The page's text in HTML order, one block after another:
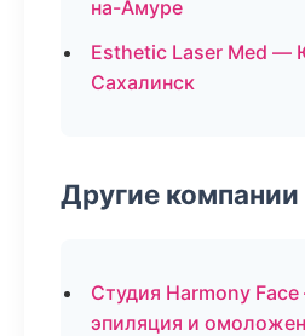
на-Амуре
Esthetic Laser Med
Сахалинск
Другие компании
Студия Harmony
эпиляция и